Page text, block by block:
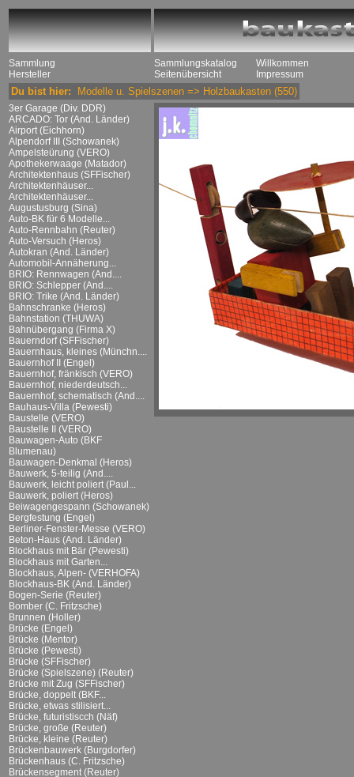
Sammlung
Hersteller
Sammlungskatalog
Seitenübersicht
Willkommen
Impressum
Du bist hier: Modelle u. Spielszenen => Holzbaukasten (550)
3er Garage (Div. DDR)
ARCADO: Tor (And. Länder)
Airport (Eichhorn)
Alpendorf III (Schowanek)
Ampelsteürung (VERO)
Apothekerwaage (Matador)
Architektenhaus (SFFischer)
Architektenhäuser...
Architektenhäuser...
Augustusburg (Sina)
Auto-BK für 6 Modelle...
Auto-Rennbahn (Reuter)
Auto-Versuch (Heros)
Autokran (And. Länder)
Automobil-Annäherung...
BRIO: Rennwagen (And....
BRIO: Schlepper (And....
BRIO: Trike (And. Länder)
Bahnschranke (Heros)
Bahnstation (THUWA)
Bahnübergang (Firma X)
Bauerndorf (SFFischer)
Bauernhaus, kleines (Münchn....
Bauernhof II (Engel)
Bauernhof, fränkisch (VERO)
Bauernhof, niederdeutsch...
Bauernhof, schematisch (And....
Bauhaus-Villa (Pewesti)
Baustelle (VERO)
Baustelle II (VERO)
Bauwagen-Auto (BKF
Blumenau)
Bauwagen-Denkmal (Heros)
Bauwerk, 5-teilig (And....
Bauwerk, leicht poliert (Paul...
Bauwerk, poliert (Heros)
Beiwagengespann (Schowanek)
Bergfestung (Engel)
Berliner-Fenster-Messe (VERO)
Beton-Haus (And. Länder)
Blockhaus mit Bär (Pewesti)
Blockhaus mit Garten...
Blockhaus, Alpen- (VERHOFA)
Blockhaus-BK (And. Länder)
Bogen-Serie (Reuter)
Bomber (C. Fritzsche)
Brunnen (Holler)
Brücke (Engel)
Brücke (Mentor)
Brücke (Pewesti)
Brücke (SFFischer)
Brücke (Spielszene) (Reuter)
Brücke mit Zug (SFFischer)
Brücke, doppelt (BKF...
Brücke, etwas stilisiert...
Brücke, futuristiscch (Näf)
Brücke, große (Reuter)
Brücke, kleine (Reuter)
Brückenbauwerk (Burgdorfer)
Brückenhaus (C. Fritzsche)
Brückensegment (Reuter)